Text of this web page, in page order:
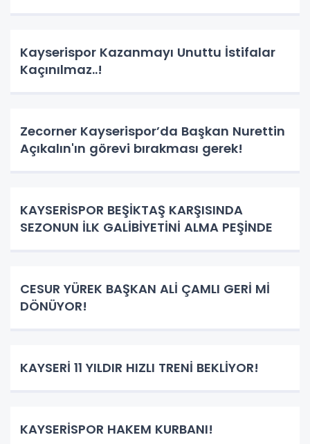
Kayserispor Kazanmayı Unuttu İstifalar
Kaçınılmaz..!
Zecorner Kayserispor’da Başkan Nurettin
Açıkalın'ın görevi bırakması gerek!
KAYSERİSPOR BEŞİKTAŞ KARŞISINDA
SEZONUN İLK GALİBİYETİNİ ALMA PEŞİNDE
CESUR YÜREK BAŞKAN ALİ ÇAMLI GERİ Mİ
DÖNÜYOR!
KAYSERİ 11 YILDIR HIZLI TRENİ BEKLİYOR!
KAYSERİSPOR HAKEM KURBANI!